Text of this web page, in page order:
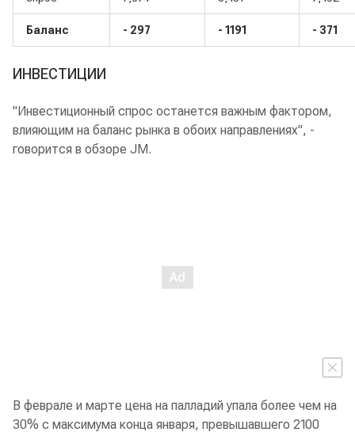
Баланс - 297 - 1191 - 371
ИНВЕСТИЦИИ
"Инвестиционный спрос останется важным фактором,
влияющим на баланс рынка в обоих направлениях", -
говорится в обзоре JM.
В феврале и марте цена на палладий упала более чем на
30% с максимума конца января, превышавшего 2100